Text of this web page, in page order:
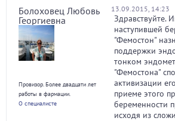
Болоховец Любовь
Георгиевна
Провизор. Более двадцати лет
работы в фармации.
О специалисте
13.09.2015, 14:23
Здравствуйте.
наступившей
"Фемостон"
поддержки
тонком
"Фемостона"
активизации
приеме этого
беременности
исходя из